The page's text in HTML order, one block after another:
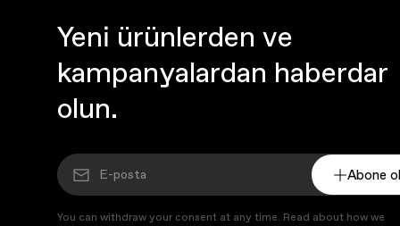
Yeni ürünlerden ve
kampanyalardan haberdar
olun.
Abone ol
You can withdraw your consent at any time. Read about how we